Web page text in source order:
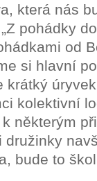
která nás
pohádky
od
si hlavní
krátký
kolektivní
některým
družinky
bude to